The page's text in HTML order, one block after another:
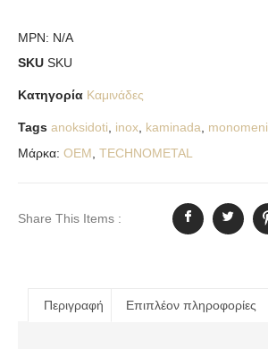
MPN: N/A
SKU SKU
Κατηγορία Καμινάδες
Tags anoksidoti inox kaminada monomeni
Μάρκα: OEM TECHNOMETAL
Share This Items :
Περιγραφή Επιπλέον πληροφορίες